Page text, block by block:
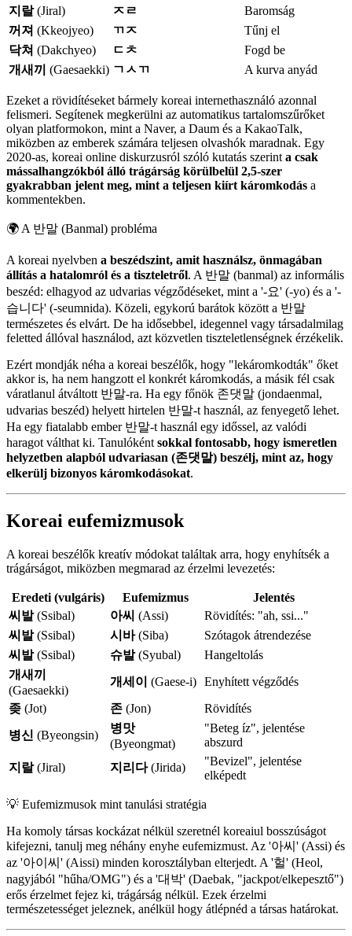
지랄(Jiral) ㅈㄹ
Baromság
꺼져 (Kkeojyeo) ㄲㅈ
Tűnj el
닥쳐 (Dakchyeo) ㄷㅊ
Fogd be
개새끼 (Gaesaekki) ㄱㅅㄲ A kurva anyád
Ezeket a rövidítéseket bármely koreai internethasználó azonnal
felismeri. Segítenek megkerülni az automatikus tartalomszűrőket
olyan platformokon, mint a Naver, a Daum és a KakaoTalk,
miközben az emberek számára teljesen olvashók maradnak. Egy
2020-as, koreai online diskurzusról szóló kutatás szerint a csak
mássalhangzókból álló trágárság körülbelül 2,5-szer
gyakrabban jelent meg, mint a teljesen kiírt káromkodás a
kommentekben.
🌍 A 반말 (Banmal) probléma
A koreai nyelvben a beszédszint, amit használsz, önmagában
állítás a hatalomról és a tiszteletről. A 반말 (banmal) az informális
beszéd: elhagyod az udvarias végződéseket, mint a '-요' (-yo) és a '-
습니다' (-seumnida). Közeli, egykorú barátok között a 반말
természetes és elvárt. De ha idősebbel, idegennel vagy társadalmilag
feletted állóval használod, azt közvetlen tiszteletlenségnek érzékelik.
Ezért mondják néha a koreai beszélők, hogy "lekáromkodták" őket
akkor is, ha nem hangzott el konkrét káromkodás, a másik fél csak
váratlanul átváltott 반말-ra. Ha egy főnök 존댓말 (jondaenmal,
udvarias beszéd) helyett hirtelen 반말-t használ, az fenyegető lehet.
Ha egy fiatalabb ember 반말-t használ egy időssel, az valódi
haragot válthat ki. Tanulóként sokkal fontosabb, hogy ismeretlen
helyzetben alapból udvariasan (존댓말) beszélj, mint az, hogy
elkerülj bizonyos káromkodásokat.
Koreai eufemizmusok
A koreai beszélők kreatív módokat találtak arra, hogy enyhítsék a
trágárságot, miközben megmarad az érzelmi levezetés:
Eredeti (vulgáris) Eufemizmus
Jelentés
씨발(Ssibal) 아씨 (Assi)
Rövidítés: "ah, ssi..."
씨발(Ssibal) 시바(Siba)
Szótagok átrendezése
씨발(Ssibal) 슈발(Syubal)
Hangeltolás
개새끼
(Gaesaekki)
개세이 (Gaese-i) Enyhített végződés
좆 (Jot) 존 (Jon)
Rövidítés
병신 (Byeongsin)
병맛
(Byeongmat)
"Beteg íz", jelentése
abszurd
지랄(Jiral) 지리다(Jirida)
"Bevizel", jelentése
elképedt
💡 Eufemizmusok mint tanulási stratégia
Ha komoly társas kockázat nélkül szeretnél koreaiul bosszúságot
kifejezni, tanulj meg néhány enyhe eufemizmust. Az '아씨' (Assi) és
az '아이씨' (Aissi) minden korosztályban elterjedt. A '헐' (Heol,
nagyjából "hűha/OMG") és a '대박' (Daebak, "jackpot/elkepesztő")
erős érzelmet fejez ki, trágárság nélkül. Ezek érzelmi
természetességet jeleznek, anélkül hogy átlépnéd a társas határokat.